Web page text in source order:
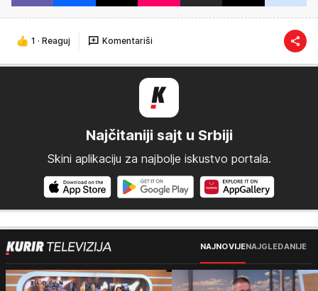
1 · Reaguj Komentariši
Najčitaniji sajt u Srbiji
Skini aplikaciju za najbolje iskustvo portala.
NAJNOVIJENAJGLEDANIJE